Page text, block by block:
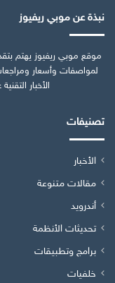
نبذة عن موبي ريفيوز
موقع موبي ريفيوز يهتم
لمواصفات وأسعار
الأخبار
تصنيفات
الأخبار
مقالات متنوعة
أندرويد
تحديثات الأنظمة
برامج وتطبيقات
خلفيات